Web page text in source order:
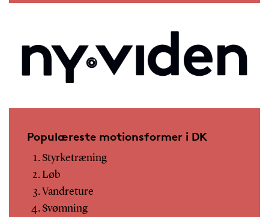
Populæreste motionsformer i DK
Styrketræning
Løb
Vandreture
Svømning